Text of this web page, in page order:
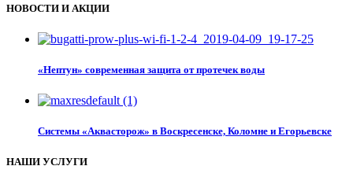
НОВОСТИ И АКЦИИ
«Нептун» современная защита от протечек воды
Системы «Аквасторож» в Воскресенске, Коломне и Егорьевске
НАШИ УСЛУГИ